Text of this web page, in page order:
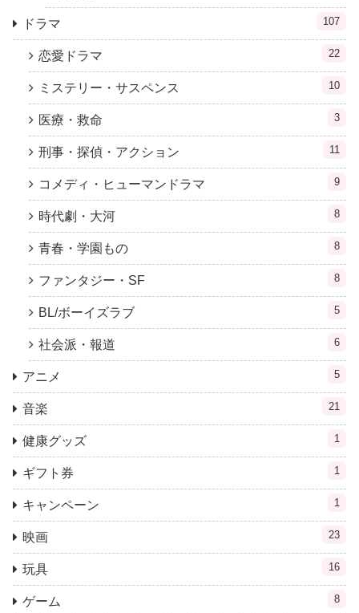
ドラマ 107
恋愛ドラマ 22
ミステリー・サスペンス 10
医療・救命 3
刑事・探偵・アクション 11
コメディ・ヒューマンドラマ 9
時代劇・大河 8
青春・学園もの 8
ファンタジー・SF 8
BL/ボーイズラブ 5
社会派・報道 6
アニメ 5
音楽 21
健康グッズ 1
ギフト券 1
キャンペーン 1
映画 23
玩具 16
ゲーム 8